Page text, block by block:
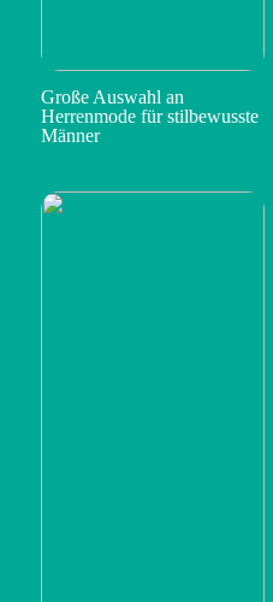
Große Auswahl an
Herrenmode für stilbewusste
Männer